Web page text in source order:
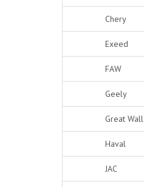
Chery
Exeed
FAW
Geely
Great Wall
Haval
JAC